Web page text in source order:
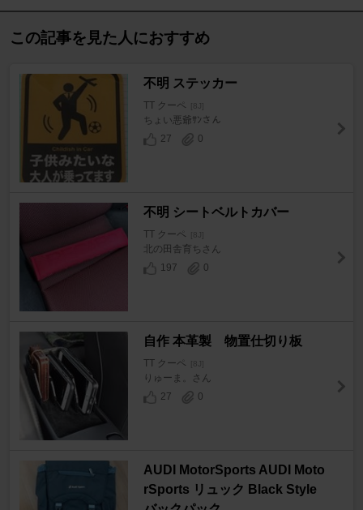
この記事を見た人におすすめ
不明 ステッカー
TT クーペ [8J]
ちょい悪爺ｻﾝさん
27
0
不明 シートベルトカバー
TT クーペ [8J]
北の田舎育ちさん
197
0
自作 本革製 物置仕切り板
TT クーペ [8J]
りゅーま。さん
27
0
AUDI MotorSports AUDI Moto
rSports リュック Black Style